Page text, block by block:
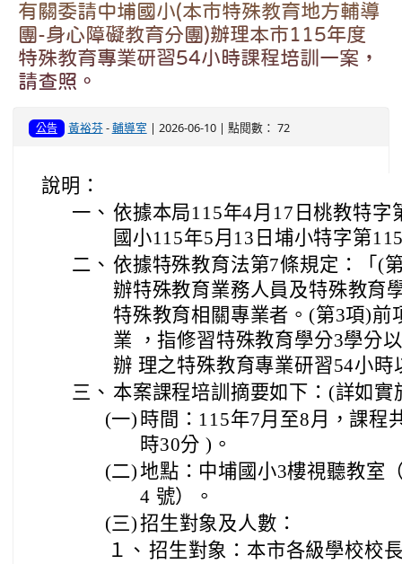
有關委請中埔國小(本市特殊教育地方輔導
團-身心障礙教育分團)辦理本市115年度
特殊教育專業研習54小時課程培訓一案，
請查照。
公告 黃裕芬-輔導室 | 2026-06-10 | 點閱數： 72
說明：
一、 依據本局115年4月17日桃教特字
國小115年5月13日埔小特字第
二、 依據特殊教育法第7條規定：「(
辦特殊教育業務人員及特殊教育
特殊教育相關專業者。(第3項)前
業 ，指修習特殊教育學分3學分
辦 理之特殊教育專業研習54小時
三、 本案課程培訓摘要如下：(詳如實
(一) 時間：115年7月至8月，課程
時30分 )。
(二)地點：中埔國小3樓視聽教室
4 號）。
(三)招生對象及人數：
１、 招生對象：本市各級學校校